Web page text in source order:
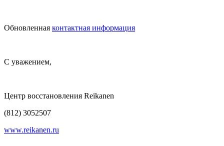
Обновленная контактная информация
С уважением,
Центр восстановления Reikanen
(812) 3052507
www.reikanen.ru